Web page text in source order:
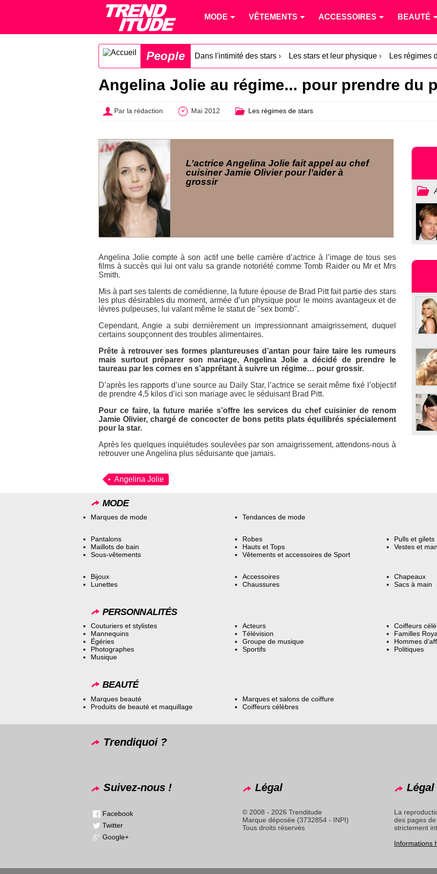
MODE VÊTEMENTS ACCESSOIRES BEAUTÉ
People Dans l'intimité des stars › Les stars et leur physique › Les régimes
Angelina Jolie au régime... pour prendre du
Par la rédaction Mai 2012 Les régimes de stars
L’actrice Angelina Jolie fait appel au chef
cuisiner Jamie Olivier pour l’aider à
grossir
Angelina Jolie compte à son actif une belle carrière d’actrice à l’image de tous ses
films à succès qui lui ont valu sa grande notoriété commeTomb Raiderou Mr et Mrs
Smith.
Mis à part ses talents de comédienne, la future épouse de Brad Pitt fait partie des stars
les plus désirables du moment, armée d’un physique pour le moins avantageux et de
lèvres pulpeuses, lui valant même le statut de "sex bomb".
Cependant, Angie a subi dernièrement un impressionnant amaigrissement, duquel
certains soupçonnent des troubles alimentaires.
Prête à retrouver ses formes plantureuses d’antan pour faire taire les rumeurs
mais surtout préparer son mariage, Angelina Jolie a décidé de prendre le
taureau par les cornes en s’apprêtant à suivre un régime… pour grossir.
D’après les rapports d’une source au Daily Star, l’actrice se serait même fixé l’objectif
de prendre 4,5 kilos d’ici son mariage avec le séduisant Brad Pitt.
Pour ce faire, la future mariée s’offre les services du chef cuisinier de renom
Jamie Olivier, chargé de concocter de bons petits plats équilibrés spécialement
pour la star.
Après les quelques inquiétudes soulevées par son amaigrissement, attendons-nous à
retrouver une Angelina plus séduisante que jamais.
Angelina Jolie
MODE
Marques de mode Tendances de mode
Pantalons
Maillots de bain
Sous-vêtements
Robes
Hauts et Tops
Vêtements et accessoires de Sport
Pulls et gilets
Vestes et
Bijoux
Lunettes
Accessoires
Chaussures
Chapeaux
Sacs à main
PERSONNALITÉS
Couturiers et stylistes
Mannequins
Égéries
Photographes
Musique
Acteurs
Télévision
Groupe de musique
Sportifs
Coiffeurs
Familles
Hommes
Politiques
BEAUTÉ
Marques beauté
Produits de beauté et maquillage
Marques et salons de coiffure
Coiffeurs célèbres
Trendiquoi ?
Suivez-nous !
Facebook
Twitter
Google+
Légal
© 2008 - 2026 Trenditude
Marque déposée (3732854 - INPI)
Tous droits réservés
Légal
La
des pages
strictement
Informations